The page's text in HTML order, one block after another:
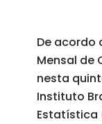
De acordo
Mensal de
nesta
Instituto
Estatística